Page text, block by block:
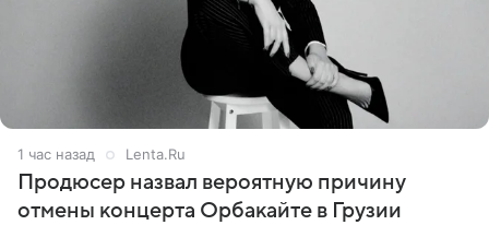
1 час назад Lenta.Ru
Продюсер назвал вероятную причину
отмены концерта Орбакайте в Грузии